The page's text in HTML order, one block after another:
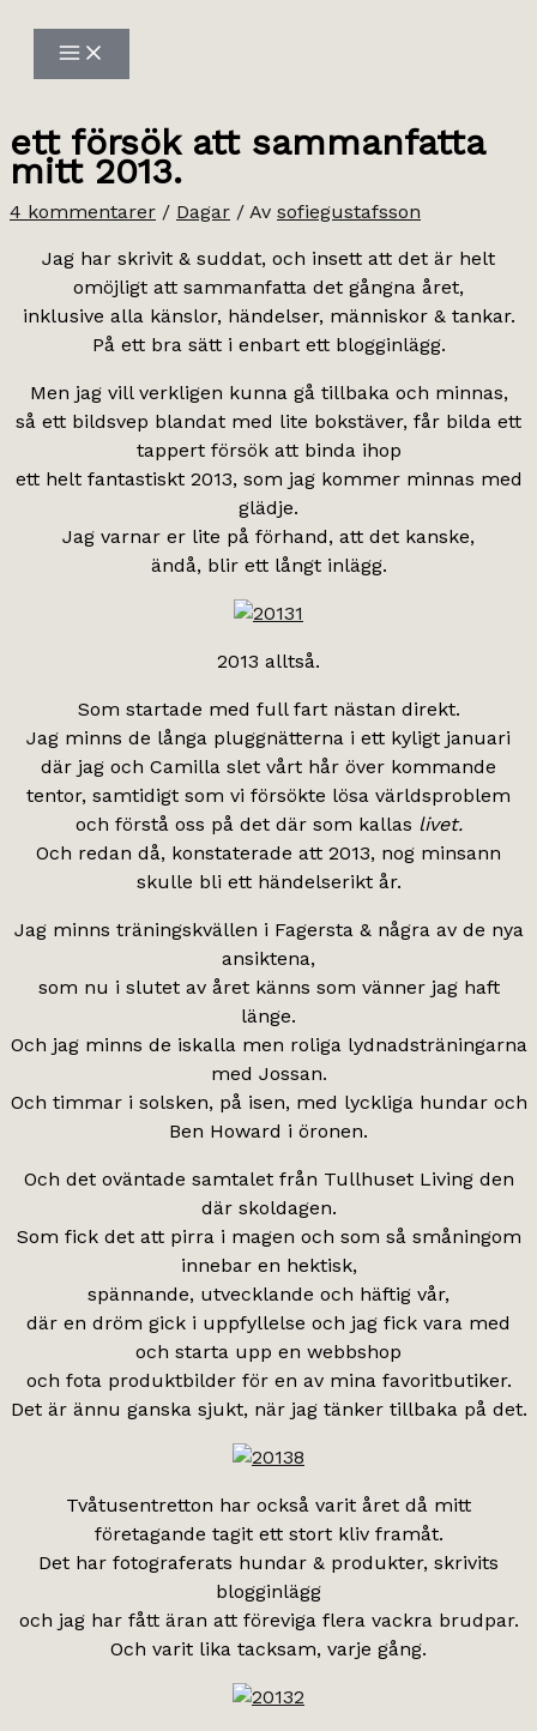
innehåll
ett försök att sammanfatta
mitt 2013.
4 kommentarer / Dagar / Av sofiegustafsson
Jag har skrivit & suddat, och insett att det är helt
omöjligt att sammanfatta det gångna året,
inklusive alla känslor, händelser, människor & tankar.
På ett bra sätt i enbart ett blogginlägg.
Men jag vill verkligen kunna gå tillbaka och minnas,
så ett bildsvep blandat med lite bokstäver, får bilda ett
tappert försök att binda ihop
ett helt fantastiskt 2013, som jag kommer minnas med
glädje.
Jag varnar er lite på förhand, att det kanske,
ändå, blir ett långt inlägg.
2013 alltså.
Som startade med full fart nästan direkt.
Jag minns de långa pluggnätterna i ett kyligt januari
där jag och Camilla slet vårt hår över kommande
tentor, samtidigt som vi försökte lösa världsproblem
och förstå oss på det där som kallas livet.
Och redan då, konstaterade att 2013, nog minsann
skulle bli ett händelserikt år.
Jag minns träningskvällen i Fagersta & några av de nya
ansiktena,
som nu i slutet av året känns som vänner jag haft
länge.
Och jag minns de iskalla men roliga lydnadsträningarna
med Jossan.
Och timmar i solsken, på isen, med lyckliga hundar och
Ben Howard i öronen.
Och det oväntade samtalet från Tullhuset Living den
där skoldagen.
Som fick det att pirra i magen och som så småningom
innebar en hektisk,
spännande, utvecklande och häftig vår,
där en dröm gick i uppfyllelse och jag fick vara med
och starta upp en webbshop
och fota produktbilder för en av mina favoritbutiker.
Det är ännu ganska sjukt, när jag tänker tillbaka på det.
Tvåtusentretton har också varit året då mitt
företagande tagit ett stort kliv framåt.
Det har fotograferats hundar & produkter, skrivits
blogginlägg
och jag har fått äran att föreviga flera vackra brudpar.
Och varit lika tacksam, varje gång.